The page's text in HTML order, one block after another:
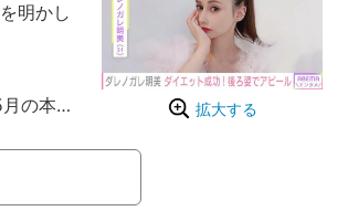
拡大する
明かし
の本の
の後、
ングし